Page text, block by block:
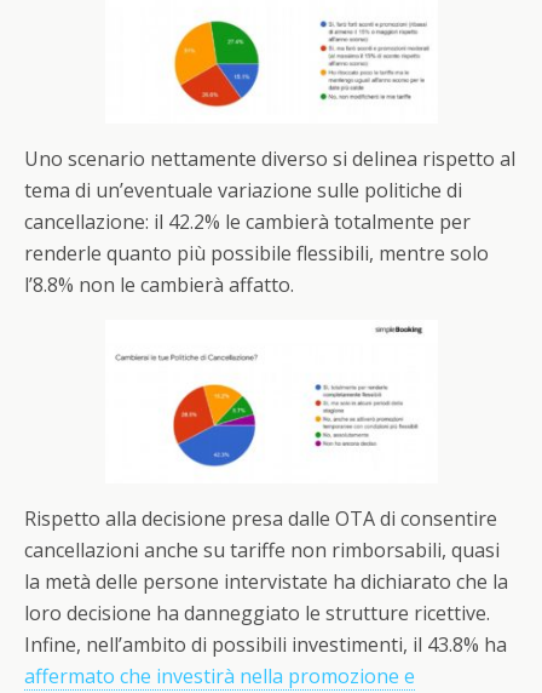
Uno scenario nettamente diverso si delinea rispetto al
tema di un’eventuale variazione sulle politiche di
cancellazione: il 42.2% le cambierà totalmente per
renderle quanto più possibile flessibili, mentre solo
l’8.8% non le cambierà affatto.
Rispetto alla decisione presa dalle OTA di consentire
cancellazioni anche su tariffe non rimborsabili, quasi
la metà delle persone intervistate ha dichiarato che la
loro decisione ha danneggiato le strutture ricettive.
Infine, nell’ambito di possibili investimenti, il 43.8% ha
affermato che investirà nella promozione e